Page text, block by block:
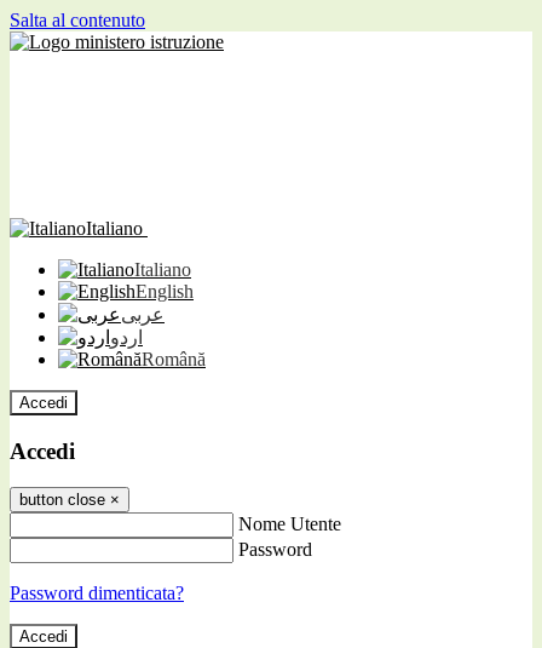
Salta al contenuto
Italiano
Italiano
English
عربى
اردو
Română
Accedi
Accedi
button close ×
Nome Utente
Password
Password dimenticata?